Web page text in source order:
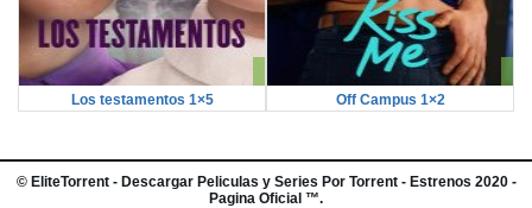
Los testamentos 1×5 Off Campus 1×2
© EliteTorrent- Descargar Peliculas y Series Por Torrent - Estrenos 2020 -
Pagina Oficial ™.